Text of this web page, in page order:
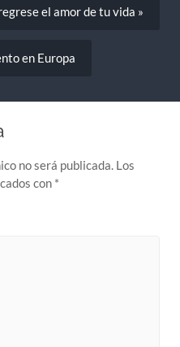
el amor de tu vida »
en Europa
no será publicada. Los
con *